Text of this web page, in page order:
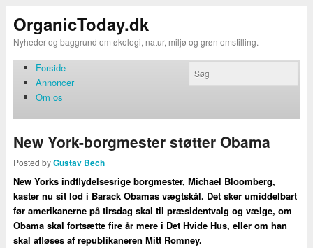
OrganicToday.dk
Nyheder og baggrund om økologi, natur, miljø og grøn omstilling.
Forside
Annoncer
Om os
New York-borgmester støtter Obama
Posted byGustav Bech
New Yorks indflydelsesrige borgmester, Michael Bloomberg,
kaster nu sit lod i Barack Obamas vægtskål. Det sker umiddelbart
før amerikanerne på tirsdag skal til præsidentvalg og vælge, om
Obama skal fortsætte fire år mere i Det Hvide Hus, eller om han
skal afløses af republikaneren Mitt Romney.